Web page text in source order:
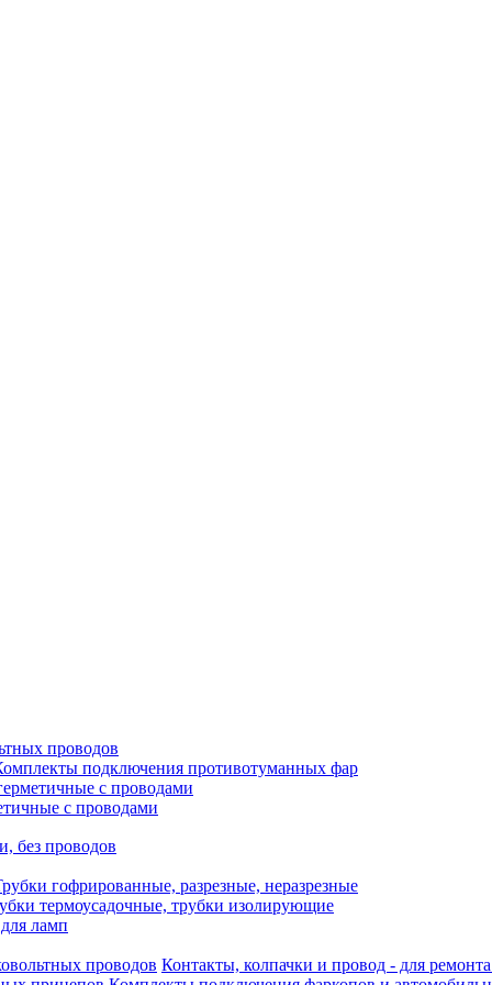
проводов
подключения противотуманных фар
с проводами
с проводами
без проводов
гофрированные, разрезные, неразрезные
термоусадочные, трубки изолирующие
ламп
Контакты, колпачки и провод - для